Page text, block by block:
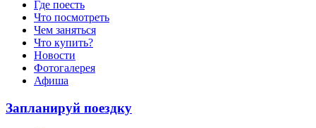
Где поесть
Что посмотреть
Чем заняться
Что купить?
Новости
Фотогалерея
Афиша
Запланируй поездку